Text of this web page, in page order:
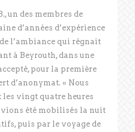
un des membres de
d’années d’expérience
l’ambiance qui régnait
à Beyrouth, dans une
pour la première
d’anonymat. « Nous
vingt quatre heures
été mobilisés la nuit
puis par le voyage de